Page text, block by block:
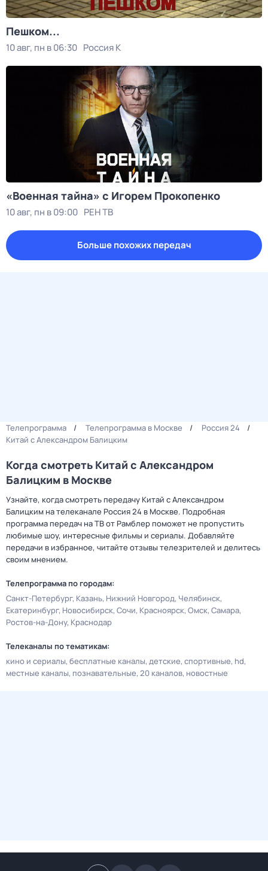
Пешком...
10 авг, пн в 06:30 Россия К
«Военная тайна» с Игорем Прокопенко
10 авг, пн в 09:00 РЕН ТВ
Больше похожих передач
Телепрограмма Телепрограмма в Москве
Россия 24
Китай с Александром Балицким
Когда смотреть Китай с Александром
Балицким в Москве
Узнайте, когда смотреть передачу Китай с Александром
Балицким на телеканале Россия 24 в Москве. Подробная
программа передач на ТВ от Рамблер поможет не пропустить
любимые шоу, интересные фильмы и сериалы. Добавляйте
передачи в избранное, читайте отзывы телезрителей и делитесь
своим мнением.
Телепрограмма по городам:
Санкт-Петербург Казань Нижний Новгород Челябинск
Екатеринбург Новосибирск Сочи Красноярск Омск Самара
Ростов-на-Дону Краснодар
Телеканалы по тематикам:
кино и сериалы бесплатные каналы детские спортивные hd
местные каналы познавательные 20 каналов новостные